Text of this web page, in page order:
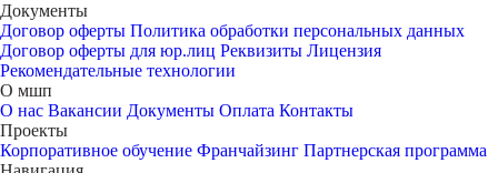
Документы
Договор оферты Политика обработки персональных данных
Договор оферты для юр.лиц Реквизиты Лицензия
Рекомендательные технологии
О мшп
О нас Вакансии Документы Оплата Контакты
Проекты
Корпоративное обучение Франчайзинг Партнерская программа